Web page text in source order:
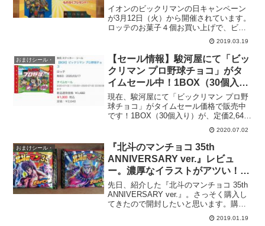
リマンデジタルスランプラリーが
開催中。3月19日〜。
イオンのビックリマンの日キャンペーン
が3月12日（火）から開催されています。
ロッテのお菓子４個お買い上げで、ビッ
クリマンオリジナルグッズが１つもらえ
るキャンペーンです。第1弾
3/12（火）〜 オリジナル下敷き第2弾
3/19（火）〜 オリ...
2019.03.19
おまけシール・
【セール情報】駿河屋にて「ビッ
クリマン プロ野球チョコ」がタ
イムセール中！1BOX（30個入
り）が1,300円。ついに半額！〜
本日7月2日（木）23:59まで
現在、駿河屋にて「ビックリマン プロ野
球チョコ」がタイムセール価格で販売中
です！1BOX（30個入り）が、定価2,640
円 (税込)→1,300円（税込）。約
50%OFF！一個あたり約43円（税込）。
ただし、別途送料と販売手数料（220
円。...
2020.07.02
おまけシール・
『北斗のマンチョコ 35th
ANNIVERSARY ver.』レビュ
ー。濃厚なイラストがアツい！全
キャラハズレなしのラインナッ
プ。
先日、紹介した『北斗のマンチョコ 35th
ANNIVERSARY ver.』。さっそく購入し
てきたので開封したいと思います。購入
したのは、最寄りのセブンイレブン。た
だ、一軒目のセブンイレブンでは販売し
2019.01.19